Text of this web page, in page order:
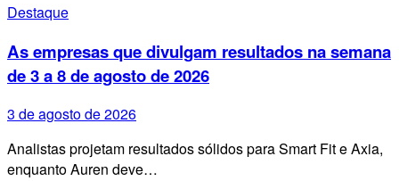
Destaque
As empresas que divulgam resultados na semana
de 3 a 8 de agosto de 2026
3 de agosto de 2026
Analistas projetam resultados sólidos para Smart Fit e Axia,
enquanto Auren deve…